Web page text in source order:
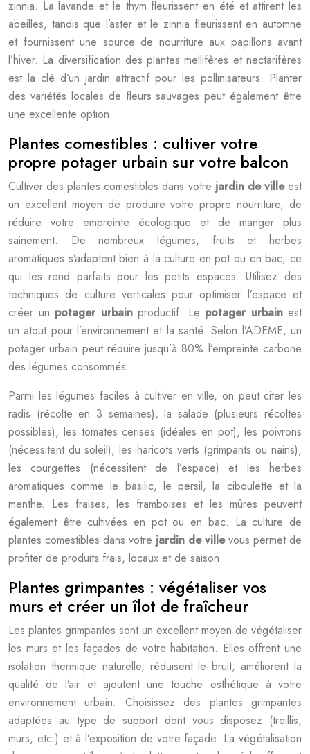
zinnia. La lavande et le thym fleurissent en été et attirent les
abeilles, tandis que l’aster et le zinnia fleurissent en automne
et fournissent une source de nourriture aux papillons avant
l’hiver. La diversification des plantes mellifères et nectarifères
est la clé d’un jardin attractif pour les pollinisateurs. Planter
des variétés locales de fleurs sauvages peut également être
une excellente option.
Plantes comestibles : cultiver votre
propre potager urbain sur votre balcon
Cultiver des plantes comestibles dans votre jardin de villeest
un excellent moyen de produire votre propre nourriture, de
réduire votre empreinte écologique et de manger plus
sainement. De nombreux légumes, fruits et herbes
aromatiques s’adaptent bien à la culture en pot ou en bac, ce
qui les rend parfaits pour les petits espaces. Utilisez des
techniques de culture verticales pour optimiser l’espace et
créer un potager urbain productif. Le potager urbain est
un atout pour l’environnement et la santé. Selon l’ADEME, un
potager urbain peut réduire jusqu’à 80% l’empreinte carbone
des légumes consommés.
Parmi les légumes faciles à cultiver en ville, on peut citer les
radis (récolte en 3 semaines), la salade (plusieurs récoltes
possibles), les tomates cerises (idéales en pot), les poivrons
(nécessitent du soleil), les haricots verts (grimpants ou nains),
les courgettes (nécessitent de l’espace) et les herbes
aromatiques comme le basilic, le persil, la ciboulette et la
menthe. Les fraises, les framboises et les mûres peuvent
également être cultivées en pot ou en bac. La culture de
plantes comestibles dans votre jardin de villevous permet de
profiter de produits frais, locaux et de saison.
Plantes grimpantes : végétaliser vos
murs et créer un îlot de fraîcheur
Les plantes grimpantes sont un excellent moyen de végétaliser
les murs et les façades de votre habitation. Elles offrent une
isolation thermique naturelle, réduisent le bruit, améliorent la
qualité de l’air et ajoutent une touche esthétique à votre
environnement urbain. Choisissez des plantes grimpantes
adaptées au type de support dont vous disposez (treillis,
murs, etc.) et à l’exposition de votre façade. La végétalisation